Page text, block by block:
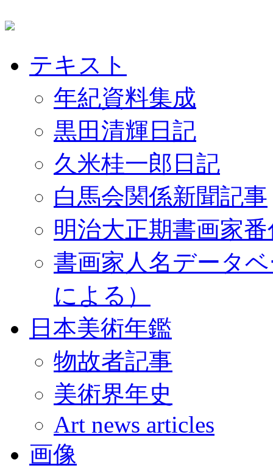
テキスト
年紀資料集成
黒田清輝日記
久米桂一郎日記
白馬会関係新聞記事
明治大正期書画家
書画家人名データ
による）
日本美術年鑑
物故者記事
美術界年史
Art news articles
画像